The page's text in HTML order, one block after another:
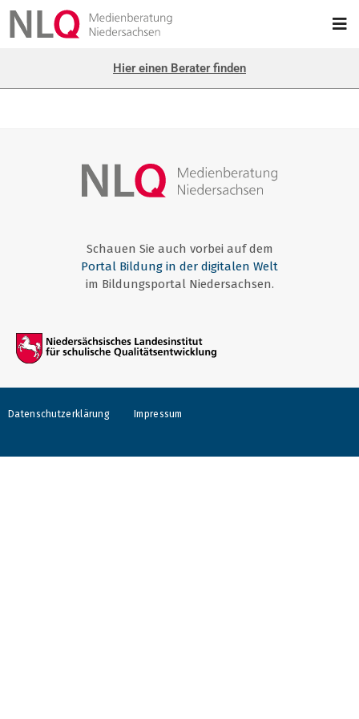
Hier einen Berater finden
Schauen Sie auch vorbei auf dem
Portal Bildung in der digitalen Welt
im Bildungsportal Niedersachsen.
Datenschutzerklärung Impressum